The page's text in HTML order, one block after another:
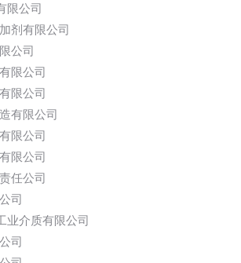
限公司
剂有限公司
公司
限公司
限公司
有限公司
限公司
限公司
任公司
司
业介质有限公司
司